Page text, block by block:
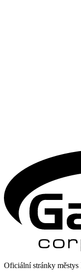
Oficiální stránky